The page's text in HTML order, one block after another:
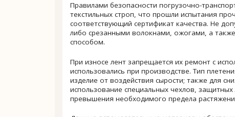
Правилами безопасности погрузочно-
текстильных строп, что прошли испытания
соответствующий сертификат качества. Не
либо срезанными волокнами, ожогами, а
способом.
При износе лент запрещается их ремонт с
использовались при производстве. Тип
изделие от воздействия сырости; также для
использование специальных чехлов,
превышения необходимого предела